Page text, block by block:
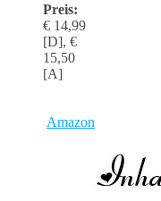
Preis:
€ 14,99
[D], €
15,50
[A]
Amazon